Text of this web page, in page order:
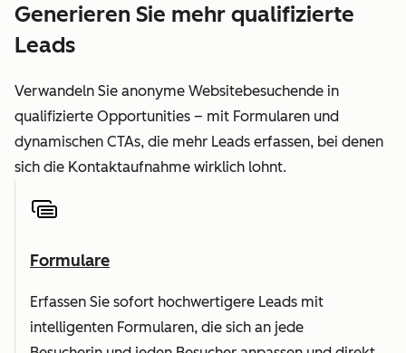
Generieren Sie mehr qualifizierte
Leads
Verwandeln Sie anonyme Websitebesuchende in
qualifizierte Opportunities – mit Formularen und
dynamischen CTAs, die mehr Leads erfassen, bei denen
sich die Kontaktaufnahme wirklich lohnt.
Formulare
Erfassen Sie sofort hochwertigere Leads mit
intelligenten Formularen, die sich an jede